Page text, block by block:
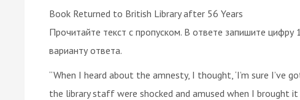
Book Returned to British Library after 56 Years
Прочитайте текст с пропуском. В ответе запишите
варианту ответа.
“When I heard about the amnesty, I thought, ‘I’m sure I’ve
the library staff were shocked and amused when I brought